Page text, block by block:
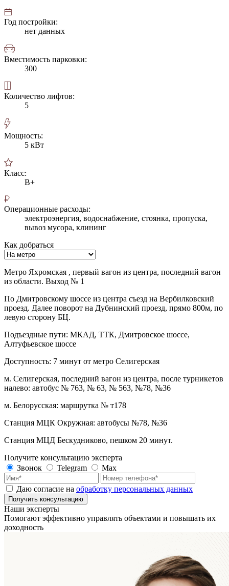
Год постройки:
нет данных
Вместимость парковки:
300
Количество лифтов:
5
Мощность:
5 кВт
Класс:
B+
Операционные расходы:
электроэнергия, водоснабжение, стоянка, пропуска,
вывоз мусора, клининг
Как добраться
Метро Яхромская , первый вагон из центра, последний вагон
из области. Выход № 1
По Дмитровскому шоссе из центра съезд на Вербилковский
проезд. Далее поворот на Дубнинский проезд, прямо 800м, по
левую сторону БЦ.
Подъездные пути: МКАД, ТТК, Дмитровское шоссе,
Алтуфьевское шоссе
Доступность: 7 минут от метро Селигерская
м. Селигерская, последний вагон из центра, после турникетов
налево: автобус № 763, № 63, № 563, №78, №36
м. Белорусская: маршрутка № т178
Станция МЦК Окружная: автобусы №78, №36
Станция МЦД Бескудниково, пешком 20 минут.
Получите консультацию эксперта
Звонок
Telegram Max
Даю согласие на обработку персональных данных
Получить консультацию
Наши эксперты
Помогают эффективно управлять объектами и повышать их
доходность